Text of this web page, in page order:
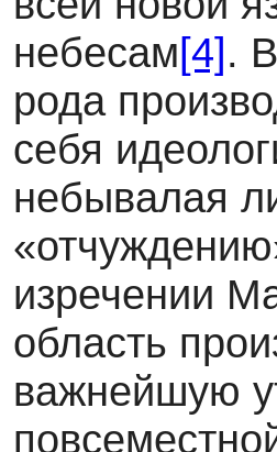
небесам[4].
рода
себя
небывалая
изречении
область
важнейшую